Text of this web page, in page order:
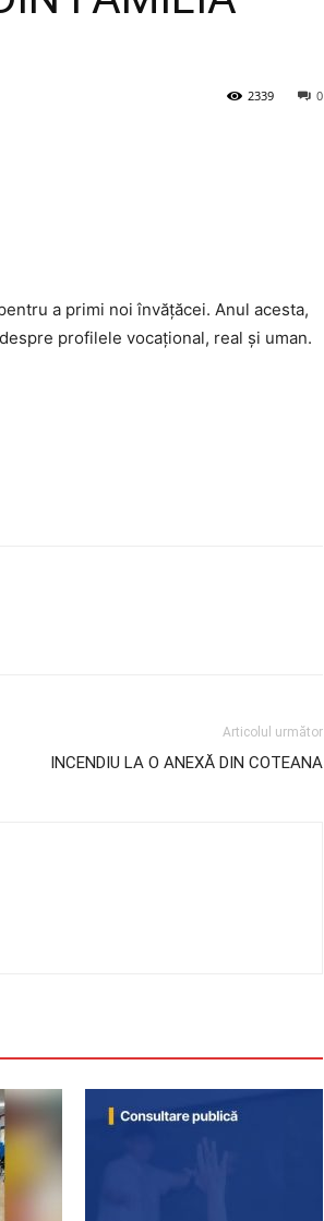
0
2339
a primi noi învățăcei. Anul acesta,
profilele vocațional, real și uman.
Articolul următor
INCENDIU LA O ANEXĂ DIN COTEANA